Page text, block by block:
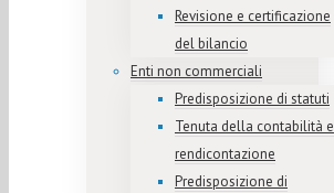
Revisione e certificazione
del bilancio
Enti non commerciali
Predisposizione di statuti
Tenuta della contabilità e
rendicontazione
Predisposizione di